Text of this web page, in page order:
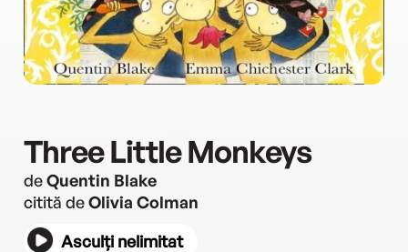
Three Little Monkeys
deQuentin Blake
citită deOlivia Colman
Asculți nelimitat